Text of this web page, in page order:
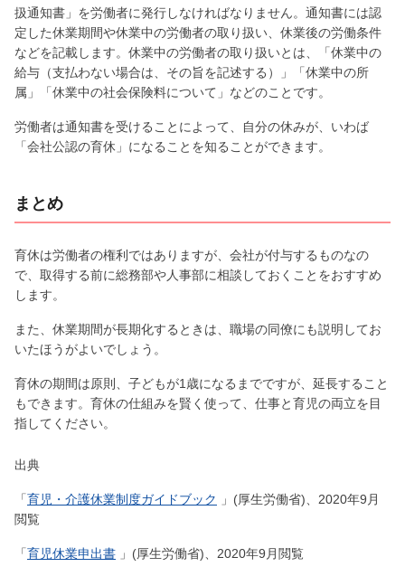
扱通知書」を労働者に発行しなければなりません。通知書には認
定した休業期間や休業中の労働者の取り扱い、休業後の労働条件
などを記載します。休業中の労働者の取り扱いとは、「休業中の
給与（支払わない場合は、その旨を記述する）」「休業中の所
属」「休業中の社会保険料について」などのことです。
労働者は通知書を受けることによって、自分の休みが、いわば
「会社公認の育休」になることを知ることができます。
まとめ
育休は労働者の権利ではありますが、会社が付与するものなの
で、取得する前に総務部や人事部に相談しておくことをおすすめ
します。
また、休業期間が長期化するときは、職場の同僚にも説明してお
いたほうがよいでしょう。
育休の期間は原則、子どもが1歳になるまでですが、延長すること
もできます。育休の仕組みを賢く使って、仕事と育児の両立を目
指してください。
出典
「育児・介護休業制度ガイドブック
」(厚生労働省)、2020年9月
閲覧
「育児休業申出書 」(厚生労働省)、2020年9月閲覧